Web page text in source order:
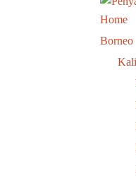
Home
Borneo